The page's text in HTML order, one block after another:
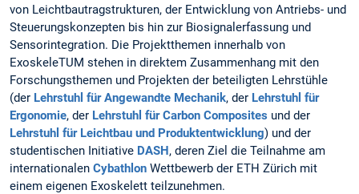
von Leichtbautragstrukturen, der Entwicklung von Antriebs- und
Steuerungskonzepten bis hin zur Biosignalerfassung und
Sensorintegration. Die Projektthemen innerhalb von
ExoskeleTUM stehen in direktem Zusammenhang mit den
Forschungsthemen und Projekten der beteiligten Lehrstühle
(der Lehrstuhl für Angewandte Mechanik, der Lehrstuhl für
Ergonomie, der Lehrstuhl für Carbon Composites und der
Lehrstuhl für Leichtbau und Produktentwicklung) und der
studentischen Initiative DASH, deren Ziel die Teilnahme am
internationalen Cybathlon Wettbewerb der ETH Zürich mit
einem eigenen Exoskelett teilzunehmen.